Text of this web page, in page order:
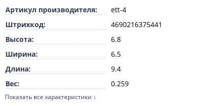
Артикул производителя:
ett-4
Штрихкод:
4690216375441
Высота:
6.8
Ширина:
6.5
Длина:
9.4
Вес:
0.259
Единица измерения:
Показать все характеристики ↓